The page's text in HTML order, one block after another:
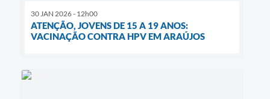
30 JAN 2026 - 12h00
ATENÇÃO, JOVENS DE 15 A 19 ANOS:
VACINAÇÃO CONTRA HPV EM ARAÚJOS